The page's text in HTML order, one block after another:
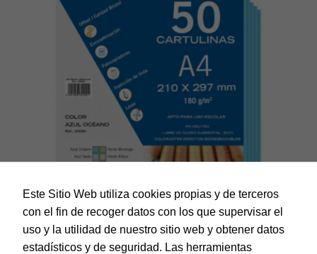
Este Sitio Web utiliza cookies propias y de terceros
con el fin de recoger datos con los que supervisar el
uso y la utilidad de nuestro sitio web y obtener datos
estadísticos y de seguridad. Las herramientas